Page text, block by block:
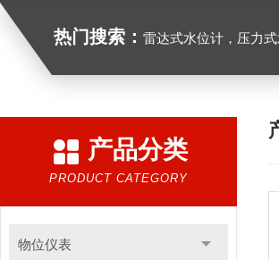
热门搜索： 雷达式水位计，压力式
产品分类
PRODUCT CATEGORY
物位仪表